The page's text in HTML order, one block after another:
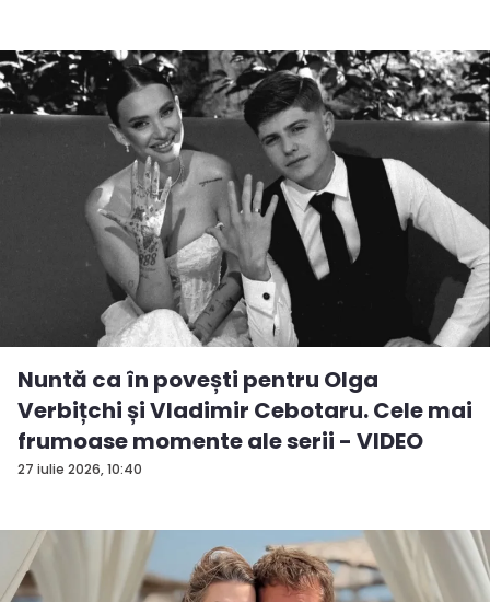
27 iulie 2026, 10:40
Nuntă ca în povești pentru Olga
Verbițchi și Vladimir Cebotaru. Cele mai
frumoase momente ale serii - VIDEO